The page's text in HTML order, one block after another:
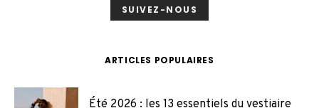
SUIVEZ-NOUS
ARTICLES POPULAIRES
Été 2026 : les 13 essentiels du vestiaire